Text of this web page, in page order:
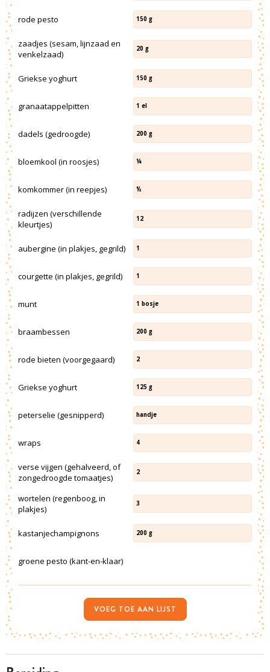
rode pesto 150 g
zaadjes (sesam, lijnzaad en
venkelzaad)
20 g
Griekse yoghurt 150 g
granaatappelpitten 1 el
dadels (gedroogde) 200 g
bloemkool (in roosjes) ¼
komkommer (in reepjes) ½
radijzen (verschillende
kleurtjes)
12
aubergine (in plakjes, gegrild) 1
courgette (in plakjes, gegrild) 1
munt 1 bosje
braambessen 200 g
rode bieten (voorgegaard) 2
Griekse yoghurt 125 g
peterselie (gesnipperd) handje
wraps 4
verse vijgen (gehalveerd, of
zongedroogde tomaatjes)
2
wortelen (regenboog, in
plakjes)
3
kastanjechampignons 200 g
groene pesto (kant-en-klaar)
VOEG TOE AAN LIJST